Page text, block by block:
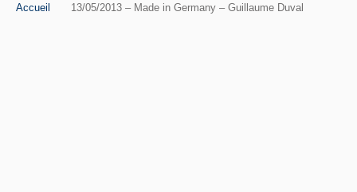
Accueil 13/05/2013 – Made in Germany – Guillaume Duval